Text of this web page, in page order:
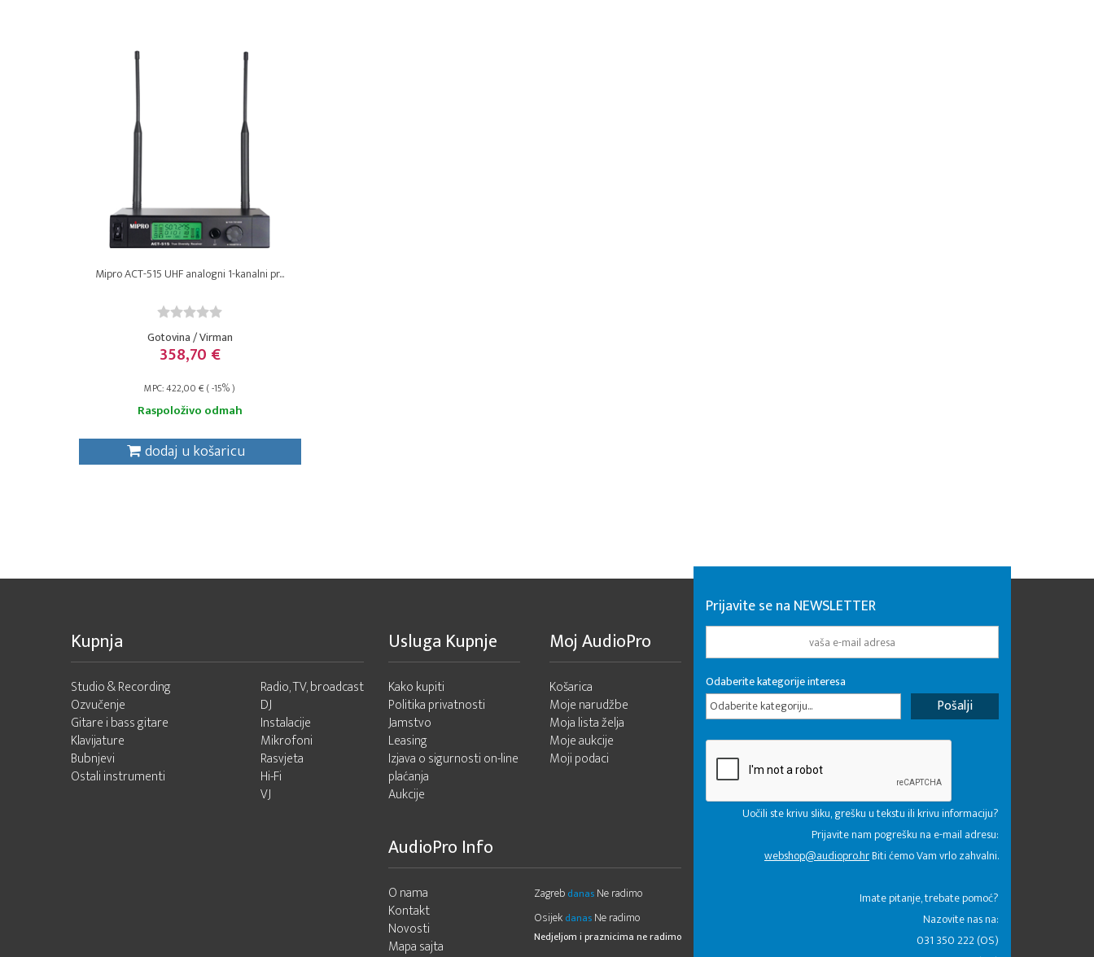
Mipro ACT-515 UHF analogni 1-kanalni pr...
Gotovina / Virman
358,70 €
MPC: 422,00 € ( -15% )
Raspoloživo odmah
dodaj u košaricu
Kupnja
Studio & Recording
Ozvučenje
Gitare i bass gitare
Klavijature
Bubnjevi
Ostali instrumenti
Radio, TV, broadcast
DJ
Instalacije
Mikrofoni
Rasvjeta
Hi-Fi
VJ
Usluga Kupnje
Kako kupiti
Politika privatnosti
Jamstvo
Leasing
Izjava o sigurnosti on-line
plaćanja
Aukcije
Moj AudioPro
Košarica
Moje narudžbe
Moja lista želja
Moje aukcije
Moji podaci
AudioPro Info
O nama
Kontakt
Novosti
Mapa sajta
Zagreb danas Ne radimo
Osijek danas Ne radimo
Nedjeljom i praznicima ne radimo
Prijavite se na NEWSLETTER
Odaberite kategorije interesa
Odaberite kategoriju...
Uočili ste krivu sliku, grešku u tekstu ili krivu informaciju?
Prijavite nam pogrešku na e-mail adresu:
webshop@audiopro.hrBiti ćemo Vam vrlo zahvalni.
​Imate pitanje, trebate pomoć?
Nazovite nas na:
031 350 222 (OS)